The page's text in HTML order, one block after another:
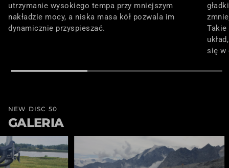
utrzymanie wysokiego tempa przy mniejszym
nakładzie mocy, a niska masa kół pozwala im
dynamicznie przyspieszać.
się w
NEW DISC 50
GALERIA